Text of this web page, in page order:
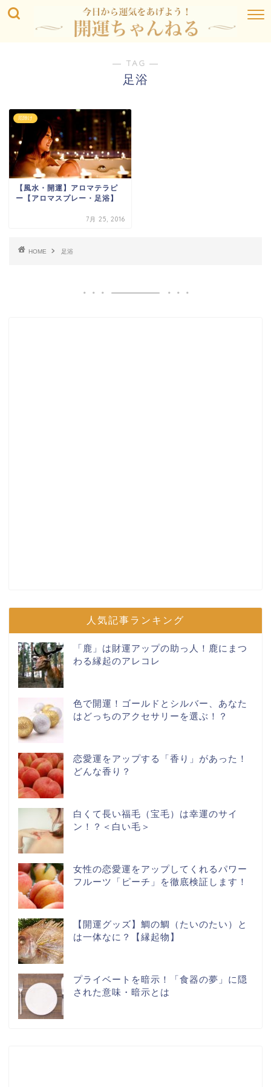
― TAG ―
足浴
厄除け
【風水・開運】アロマテラピ
ー【アロマスプレー・足浴】
7月 25, 2016
HOME 足浴
人気記事ランキング
「鹿」は財運アップの助っ人！鹿にまつ
わる縁起のアレコレ
色で開運！ゴールドとシルバー、あなた
はどっちのアクセサリーを選ぶ！？
恋愛運をアップする「香り」があった！
どんな香り？
白くて長い福毛（宝毛）は幸運のサイ
ン！？＜白い毛＞
女性の恋愛運をアップしてくれるパワー
フルーツ「ピーチ」を徹底検証します！
【開運グッズ】鯛の鯛（たいのたい）と
は一体なに？【縁起物】
プライベートを暗示！「食器の夢」に隠
された意味・暗示とは